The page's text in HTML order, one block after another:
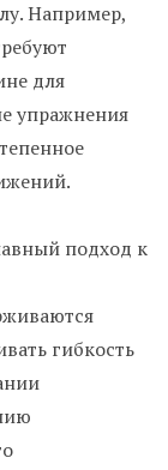
Например,
для
упражнения
подход к
гибкость